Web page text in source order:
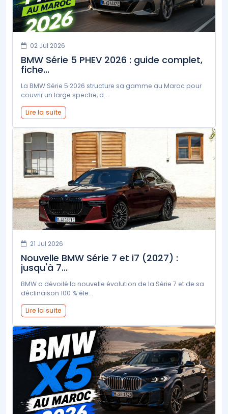
02 Jul 2026
BMW Série 5 PHEV 2026 : guide complet,
fiche...
La BMW Série 5 2026 structure sa gamme au Maroc pour
couvrir un large spectre, d...
Lire la suite
21 Jul 2026
Nouvelle BMW Série 7 et i7 (2027) :
jusqu'à 7...
BMW a dévoilé la nouvelle évolution de la Série 7 et de sa
déclinaison 100 % éle...
Lire la suite